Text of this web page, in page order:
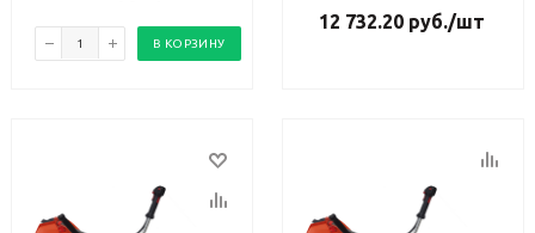
В КОРЗИНУ
12 732.20руб./шт